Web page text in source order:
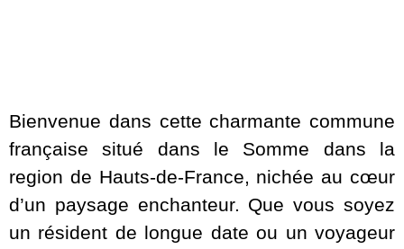
Bienvenue dans cette charmante commune
française situé dans le Somme dans la
region de Hauts-de-France, nichée au cœur
d’un paysage enchanteur. Que vous soyez
un résident de longue date ou un voyageur